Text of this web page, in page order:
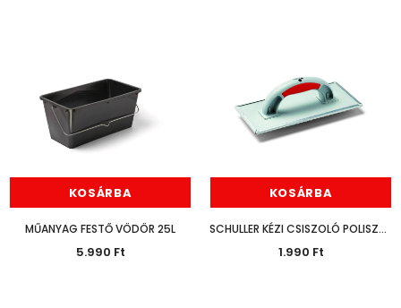
KOSÁRBA
MŰANYAG FESTŐ VÖDÖR 25L
5.990 Ft
KOSÁRBA
SCHULLER KÉZI CSISZOLÓ POLISZTIROL KICSI
1.990 Ft